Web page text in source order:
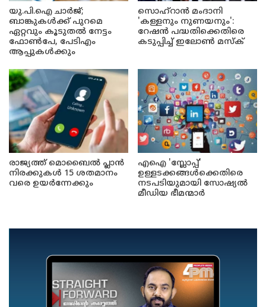
യു.പി.ഐ ചാർജ്;
ബാങ്കുകൾക്ക് പുറമെ
ഏറ്റവും കൂടുതൽ നേട്ടം
ഫോൺപേ, പേടിഎം
ആപ്പുകൾക്കും
സൊഹ്റാൻ മംദാനി
'കള്ളനും നുണയനും':
റേഷൻ പദ്ധതിക്കെതിരെ
കടുപ്പിച്ച് ഇലോൺ മസ്ക്
രാജ്യത്ത് മൊബൈൽ പ്ലാൻ
നിരക്കുകൾ 15 ശതമാനം
വരെ ഉയർന്നേക്കും
എഐ 'സ്ലോപ്പ്'
ഉള്ളടക്കങ്ങൾക്കെതിരെ
നടപടിയുമായി സോഷ്യൽ
മീഡിയ ഭീമന്മാർ